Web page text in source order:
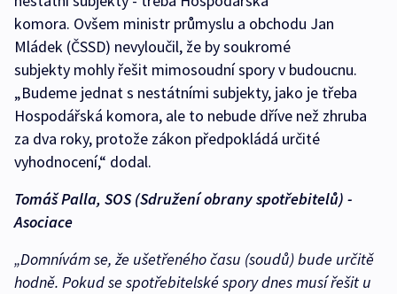
komora. Ovšem ministr průmyslu a obchodu Jan
Mládek (ČSSD) nevyloučil, že by soukromé
subjekty mohly řešit mimosoudní spory v budoucnu.
„Budeme jednat s nestátními subjekty, jako je třeba
Hospodářská komora, ale to nebude dříve než zhruba
za dva roky, protože zákon předpokládá určité
vyhodnocení,“ dodal.
Tomáš Palla, SOS (Sdružení obrany spotřebitelů) -
Asociace
„Domnívám se, že ušetřeného času (soudů) bude určitě
hodně. Pokud se spotřebitelské spory dnes musí řešit u